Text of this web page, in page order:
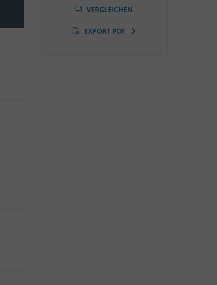
VERGLEICHEN
EXPORT PDF